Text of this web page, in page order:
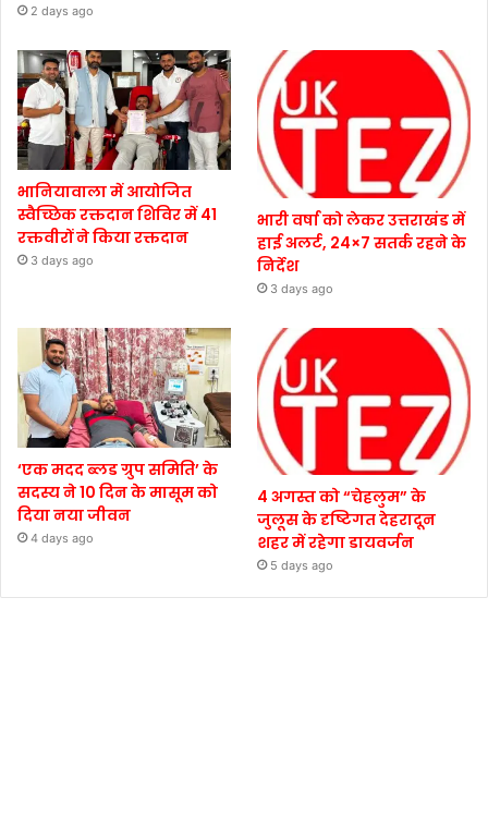
2 days ago
भानियावाला में आयोजित
स्वैच्छिक रक्तदान शिविर में 41
रक्तवीरों ने किया रक्तदान
3 days ago
भारी वर्षा को लेकर उत्तराखंड में
हाई अलर्ट, 24×7 सतर्क रहने के
निर्देश
3 days ago
‘एक मदद ब्लड ग्रुप समिति’ के
सदस्य ने 10 दिन के मासूम को
दिया नया जीवन
4 days ago
4 अगस्त को “चेहलुम” के
जुलूस के दृष्टिगत देहरादून
शहर में रहेगा डायवर्जन
5 days ago